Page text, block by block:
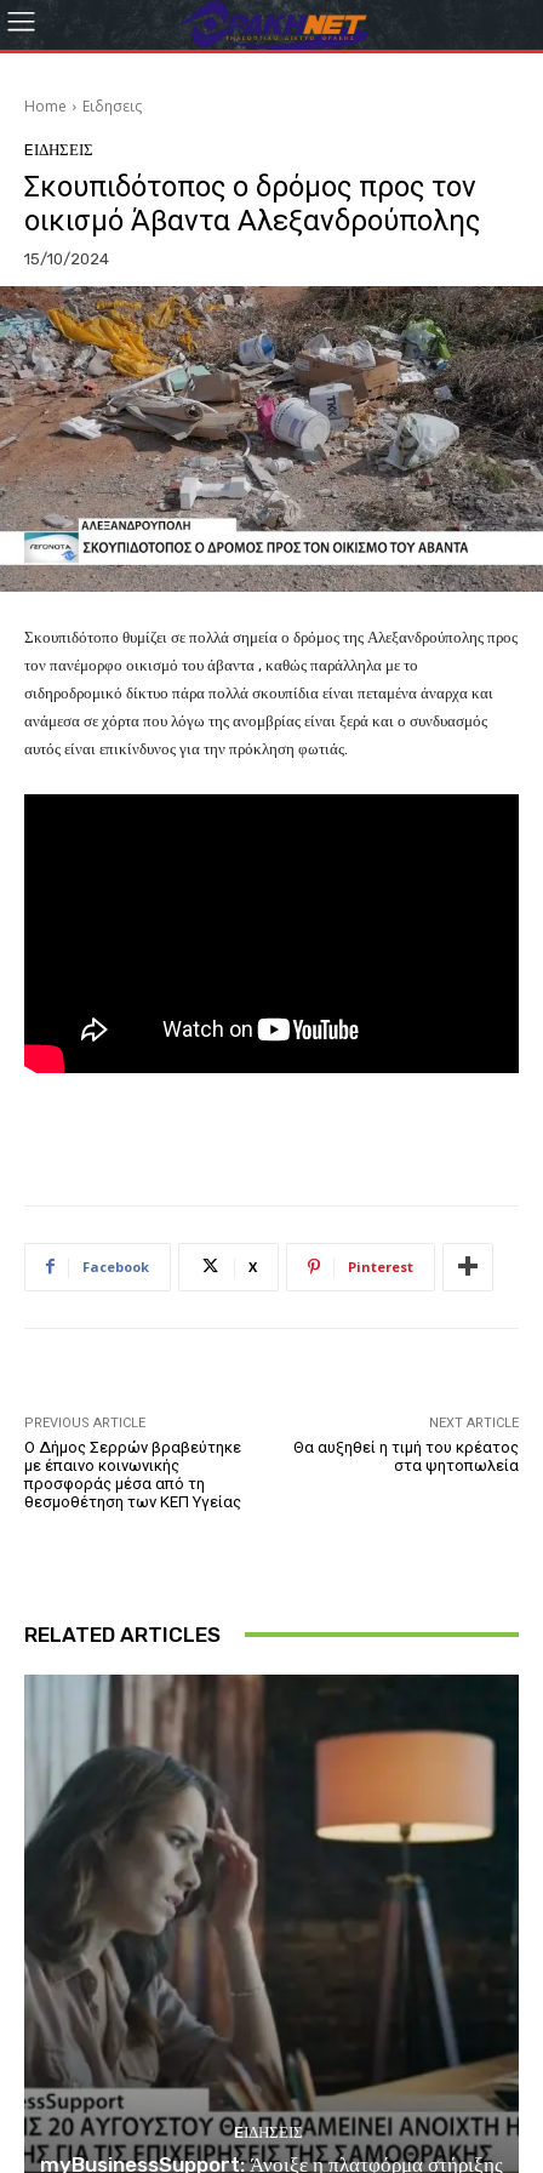
Home Eιδησεις
EΙΔΗΣΕΙΣ
Σκουπιδότοπος ο δρόμος προς τον
οικισμό Άβαντα Αλεξανδρούπολης
15/10/2024
Σκουπιδότοπο θυμίζει σε πολλά σημεία ο δρόμος της Αλεξανδρούπολης προς
τον πανέμορφο οικισμό του άβαντα , καθώς παράλληλα με το
σιδηροδρομικό δίκτυο πάρα πολλά σκουπίδια είναι πεταμένα άναρχα και
ανάμεσα σε χόρτα που λόγω της ανομβρίας είναι ξερά και ο συνδυασμός
αυτός είναι επικίνδυνος για την πρόκληση φωτιάς.
Facebook X Pinterest
PREVIOUS ARTICLE
Ο Δήμος Σερρών βραβεύτηκε
με έπαινο κοινωνικής
προσφοράς μέσα από τη
θεσμοθέτηση των ΚΕΠ Υγείας
NEXT ARTICLE
Θα αυξηθεί η τιμή του κρέατος
στα ψητοπωλεία
RELATED ARTICLES
EΙΔΗΣΕΙΣ
myBusinessSupport: Άνοιξε η πλατφόρμα στήριξης